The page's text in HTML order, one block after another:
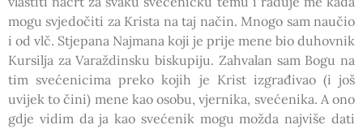
mogu svjedočiti za Krista na taj način. Mnogo sam naučio
i od vlč. Stjepana Najmana koji je prije mene bio duhovnik
Kursilja za Varaždinsku biskupiju. Zahvalan sam Bogu na
tim svećenicima preko kojih je Krist izgrađivao (i još
uvijek to čini) mene kao osobu, vjernika, svećenika. A ono
gdje vidim da ja kao svećenik mogu možda najviše dati